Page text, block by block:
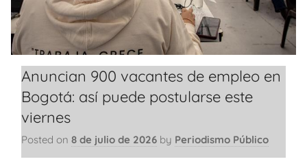
Anuncian 900 vacantes de empleo en
Bogotá: así puede postularse este
viernes
Posted on 8 de julio de 2026 by Periodismo Público